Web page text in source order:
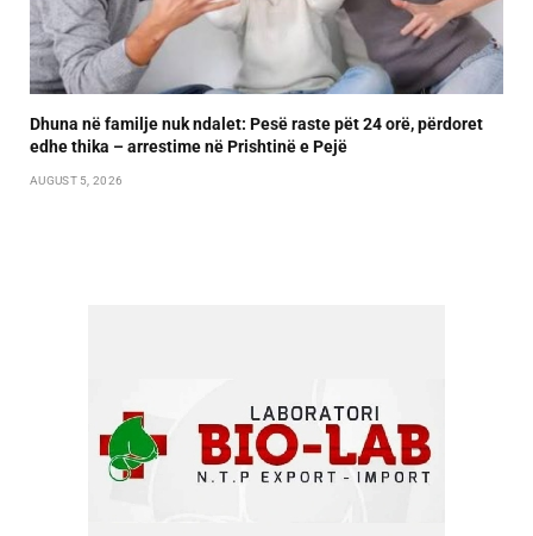
Dhuna në familje nuk ndalet: Pesë raste pët 24 orë, përdoret
edhe thika – arrestime në Prishtinë e Pejë
AUGUST 5, 2026